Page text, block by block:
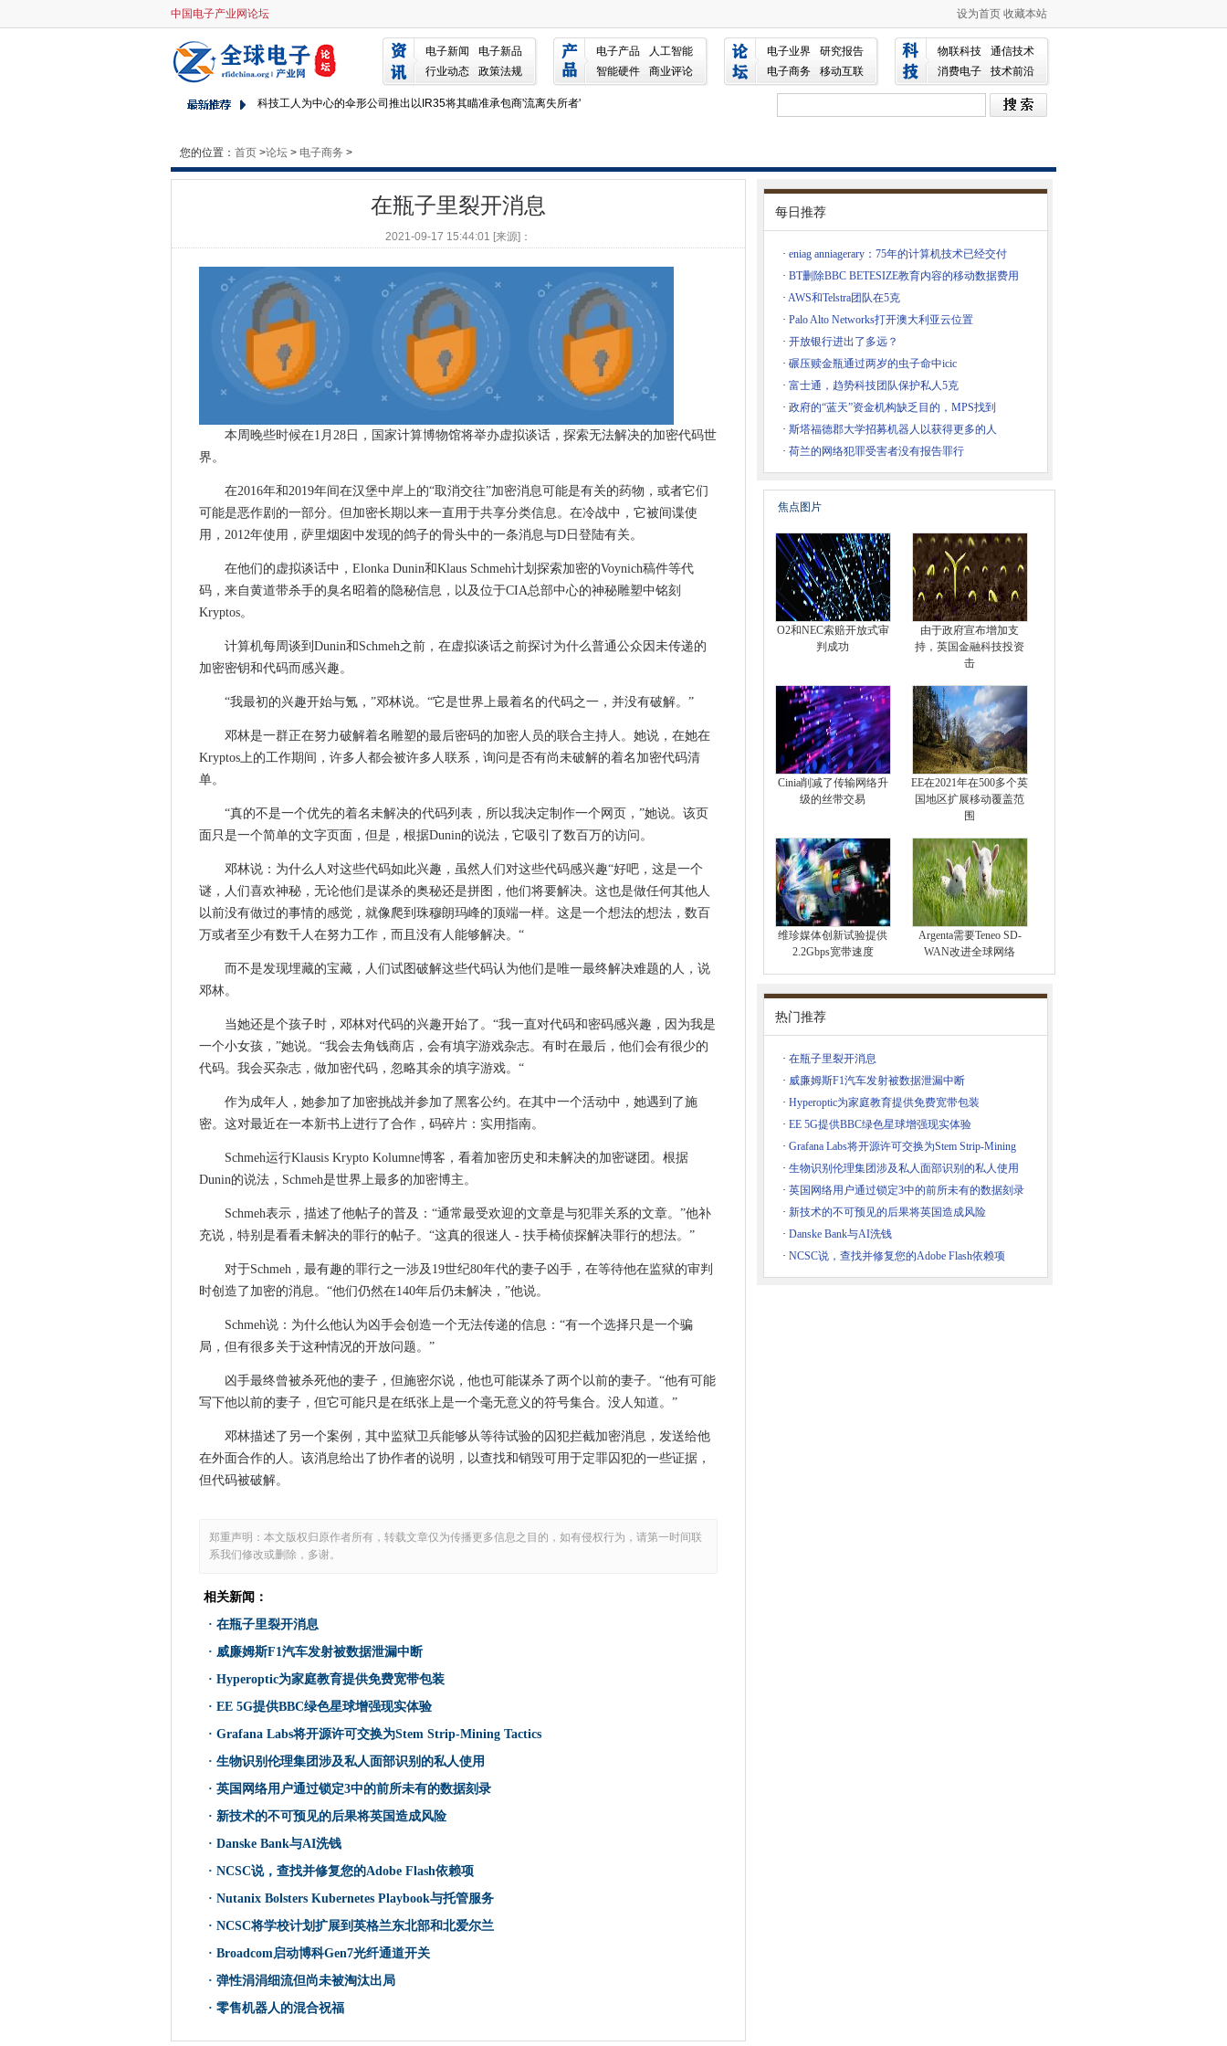
中国电子产业网论坛 设为首页 收藏本站
电子新闻
电子新品
行业动态
政策法规
电子产品
人工智能
智能硬件
商业评论
电子业界
研究报告
电子商务
移动互联
物联科技
通信技术
消费电子
技术前沿
在瓶子里裂开消息
O2和NEC索赔开放式审判成功
eniag anniagerary：75年的计算机技术已经交付
科技工人为中心的伞形公司推出以IR35将其瞄准承包商'流离失所者'
由于政府宣布增加支持，英国金融科技投资击中了新的高度
BT删除BBC BETESIZE教育内容的移动数据费用
英国政府设定提供金融气签证
Cinia削减了传输网络升级的丝带交易
AWS和Telstra团队在5克
超过三分之二的公司将投资专用的遥控连接
EE 5G提供BBC绿色星球增强现实体验
EE在2021年在500多个英国地区扩展移动覆盖范围
Palo Alto Networks打开澳大利亚云位置
谷歌威胁要切断澳大利亚
Grafana Labs将开源许可交换为Stem Strip-Mining Tactics
英国AI成熟度速度慢
生物识别伦理集团涉及私人面部识别的私人使用
碾压赎金瓶通过两岁的虫子命中icic
GCHQ规定了网络中AI的道路规则
Web创始人呼吁年轻人无处不在，安全的互联网接入
富士通，趋势科技团队保护私人5克
比利时警察RAID 200处于涉及加密电话网络的药物运作中
IR35私营部门改革：HMRC提醒公司在申请新税款时使用“合理的小心”
Danske Bank与AI洗钱
政府在压力下将Facebook施加到虐待儿童滥用风险的端到端加密
斯塔福德郡大学招募机器人以获得更多的人
荷兰银行设置为通过Veeam Backup升级节省500万欧元
NCSC说，查找并修复您的Adobe Flash依赖项
剑桥举办英国最强大的超级计算机
荷兰的网络犯罪受害者没有报告罪行
Nutanix Bolsters Kubernetes Playbook与托管服务
苏格兰政府在创建五个技术中心时花400万英镑
法医专家问题美国声称朱利安·萨兰斯密谋破解军事密码
NCSC将学校计划扩展到英格兰东北部和北爱尔兰
Qualcomm扩展了Snapdragon 480移动设备的5G功能
印度的塔塔资本是如何扩展其数字足迹
Broadcom启动博科Gen7光纤通道开关
政府更新数据伦理框架
在瓶子里裂开消息
O2和NEC索赔开放式审判成功
由于政府宣布增加支持，英国金融科技投资击中了新的高度
BT删除BBC BETESIZE教育内容的移动数据费用
英国政府设定提供金融气签证
Hyperoptic为家庭教育提供免费宽带包装
Cinia削减了传输网络升级的丝带交易
超过三分之二的公司将投资专用的遥控连接
EE 5G提供BBC绿色星球增强现实体验
谷歌威胁要切断澳大利亚
Grafana Labs将开源许可交换为Stem Strip-Mining Tactics
维珍媒体创新试验提供2.2Gbps宽带速度
开放银行进出了多远？
英国AI成熟度速度慢
生物识别伦理集团涉及私人面部识别的私人使用
Argenta需要Teneo SD-WAN改进全球网络
Web创始人呼吁年轻人无处不在，安全的互联网接入
富士通，趋势科技团队保护私人5克
比利时警察RAID 200处于涉及加密电话网络的药物运作中
新技术的不可预见的后果将英国造成风险
IR35私营部门改革：HMRC提醒公司在申请新税款时使用“合理的小心”
政府的“蓝天”资金机构缺乏目的，MPS找到
您的位置： 首页 >论坛 > 电子商务 >
在瓶子里裂开消息
2021-09-17 15:44:01 [来源]：
本周晚些时候在1月28日，国家计算博物馆将举办虚拟谈话，探索无法解决的加密代码世
界。
在2016年和2019年间在汉堡中岸上的“取消交往”加密消息可能是有关的药物，或者它们
可能是恶作剧的一部分。但加密长期以来一直用于共享分类信息。在冷战中，它被间谍使
用，2012年使用，萨里烟囱中发现的鸽子的骨头中的一条消息与D日登陆有关。
在他们的虚拟谈话中，Elonka Dunin和Klaus Schmeh计划探索加密的Voynich稿件等代
码，来自黄道带杀手的臭名昭着的隐秘信息，以及位于CIA总部中心的神秘雕塑中铭刻
Kryptos。
计算机每周谈到Dunin和Schmeh之前，在虚拟谈话之前探讨为什么普通公众因未传递的
加密密钥和代码而感兴趣。
“我最初的兴趣开始与氪，”邓林说。“它是世界上最着名的代码之一，并没有破解。”
邓林是一群正在努力破解着名雕塑的最后密码的加密人员的联合主持人。她说，在她在
Kryptos上的工作期间，许多人都会被许多人联系，询问是否有尚未破解的着名加密代码清
单。
“真的不是一个优先的着名未解决的代码列表，所以我决定制作一个网页，”她说。该页
面只是一个简单的文字页面，但是，根据Dunin的说法，它吸引了数百万的访问。
邓林说：为什么人对这些代码如此兴趣，虽然人们对这些代码感兴趣“好吧，这是一个
谜，人们喜欢神秘，无论他们是谋杀的奥秘还是拼图，他们将要解决。这也是做任何其他人
以前没有做过的事情的感觉，就像爬到珠穆朗玛峰的顶端一样。这是一个想法的想法，数百
万或者至少有数千人在努力工作，而且没有人能够解决。“
而不是发现埋藏的宝藏，人们试图破解这些代码认为他们是唯一最终解决难题的人，说
邓林。
当她还是个孩子时，邓林对代码的兴趣开始了。“我一直对代码和密码感兴趣，因为我是
一个小女孩，”她说。“我会去角钱商店，会有填字游戏杂志。有时在最后，他们会有很少的
代码。我会买杂志，做加密代码，忽略其余的填字游戏。“
作为成年人，她参加了加密挑战并参加了黑客公约。在其中一个活动中，她遇到了施
密。这对最近在一本新书上进行了合作，码碎片：实用指南。
Schmeh运行Klausis Krypto Kolumne博客，看着加密历史和未解决的加密谜团。根据
Dunin的说法，Schmeh是世界上最多的加密博主。
Schmeh表示，描述了他帖子的普及：“通常最受欢迎的文章是与犯罪关系的文章。”他补
充说，特别是看看未解决的罪行的帖子。“这真的很迷人 - 扶手椅侦探解决罪行的想法。”
对于Schmeh，最有趣的罪行之一涉及19世纪80年代的妻子凶手，在等待他在监狱的审判
时创造了加密的消息。“他们仍然在140年后仍未解决，”他说。
Schmeh说：为什么他认为凶手会创造一个无法传递的信息：“有一个选择只是一个骗
局，但有很多关于这种情况的开放问题。”
凶手最终曾被杀死他的妻子，但施密尔说，他也可能谋杀了两个以前的妻子。“他有可能
写下他以前的妻子，但它可能只是在纸张上是一个毫无意义的符号集合。没人知道。”
邓林描述了另一个案例，其中监狱卫兵能够从等待试验的囚犯拦截加密消息，发送给他
在外面合作的人。该消息给出了协作者的说明，以查找和销毁可用于定罪囚犯的一些证据，
但代码被破解。
郑重声明：本文版权归原作者所有，转载文章仅为传播更多信息之目的，如有侵权行为，请第一时间联
系我们修改或删除，多谢。
相关新闻：
· 在瓶子里裂开消息
· 威廉姆斯F1汽车发射被数据泄漏中断
· Hyperoptic为家庭教育提供免费宽带包装
· EE 5G提供BBC绿色星球增强现实体验
· Grafana Labs将开源许可交换为Stem Strip-Mining Tactics
· 生物识别伦理集团涉及私人面部识别的私人使用
· 英国网络用户通过锁定3中的前所未有的数据刻录
· 新技术的不可预见的后果将英国造成风险
· Danske Bank与AI洗钱
· NCSC说，查找并修复您的Adobe Flash依赖项
· Nutanix Bolsters Kubernetes Playbook与托管服务
· NCSC将学校计划扩展到英格兰东北部和北爱尔兰
· Broadcom启动博科Gen7光纤通道开关
· 弹性涓涓细流但尚未被淘汰出局
· 零售机器人的混合祝福
每日推荐
· eniag anniagerary：75年的计算机技术已经交付
· BT删除BBC BETESIZE教育内容的移动数据费用
· AWS和Telstra团队在5克
· Palo Alto Networks打开澳大利亚云位置
· 开放银行进出了多远？
· 碾压赎金瓶通过两岁的虫子命中icic
· 富士通，趋势科技团队保护私人5克
· 政府的“蓝天”资金机构缺乏目的，MPS找到
· 斯塔福德郡大学招募机器人以获得更多的人
· 荷兰的网络犯罪受害者没有报告罪行
焦点图片
O2和NEC索赔开放式审
判成功
由于政府宣布增加支
持，英国金融科技投资
击
Cinia削减了传输网络升
级的丝带交易
EE在2021年在500多个英
国地区扩展移动覆盖范
围
维珍媒体创新试验提供
2.2Gbps宽带速度
Argenta需要Teneo SD-
WAN改进全球网络
热门推荐
· 在瓶子里裂开消息
· 威廉姆斯F1汽车发射被数据泄漏中断
· Hyperoptic为家庭教育提供免费宽带包装
· EE 5G提供BBC绿色星球增强现实体验
· Grafana Labs将开源许可交换为Stem Strip-Mining
Tactics
· 生物识别伦理集团涉及私人面部识别的私人使用
· 英国网络用户通过锁定3中的前所未有的数据刻录
· 新技术的不可预见的后果将英国造成风险
· Danske Bank与AI洗钱
· NCSC说，查找并修复您的Adobe Flash依赖项